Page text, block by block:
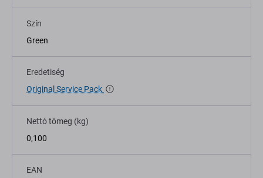
Szín
Green
Eredetiség
Original Service Pack
Nettó tömeg (kg)
0,100
EAN